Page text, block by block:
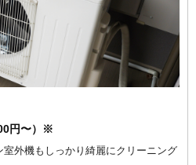
円〜）※
外機もしっかり綺麗にクリーニング